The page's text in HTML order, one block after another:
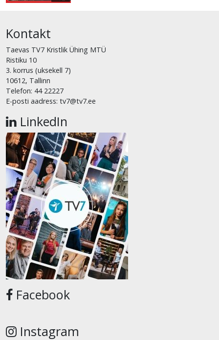
Kontakt
Taevas TV7 Kristlik Ühing MTÜ
Ristiku 10
3. korrus (uksekell 7)
10612, Tallinn
Telefon: 44 22227
E-posti aadress: tv7@tv7.ee
LinkedIn
Facebook
Instagram